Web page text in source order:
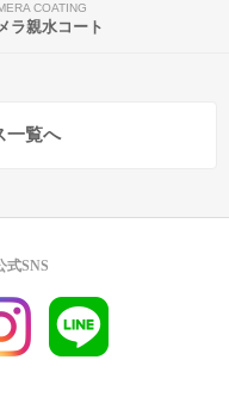
COATING
ラ親水コート
一覧へ
式SNS